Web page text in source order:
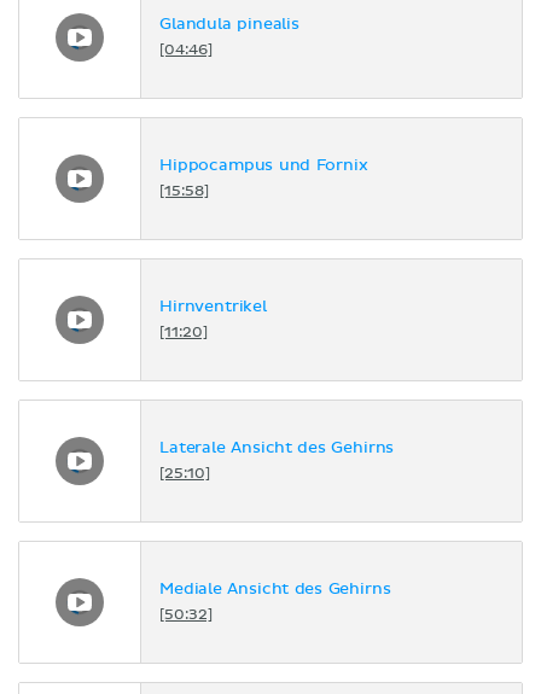
Glandula pinealis
[04:46]
Hippocampus und Fornix
[15:58]
Hirnventrikel
[11:20]
Laterale Ansicht des Gehirns
[25:10]
Mediale Ansicht des Gehirns
[50:32]